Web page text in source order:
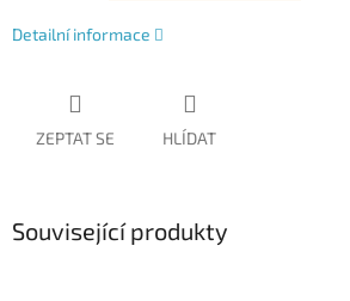
Detailní informace
ZEPTAT SE HLÍDAT
Související produkty